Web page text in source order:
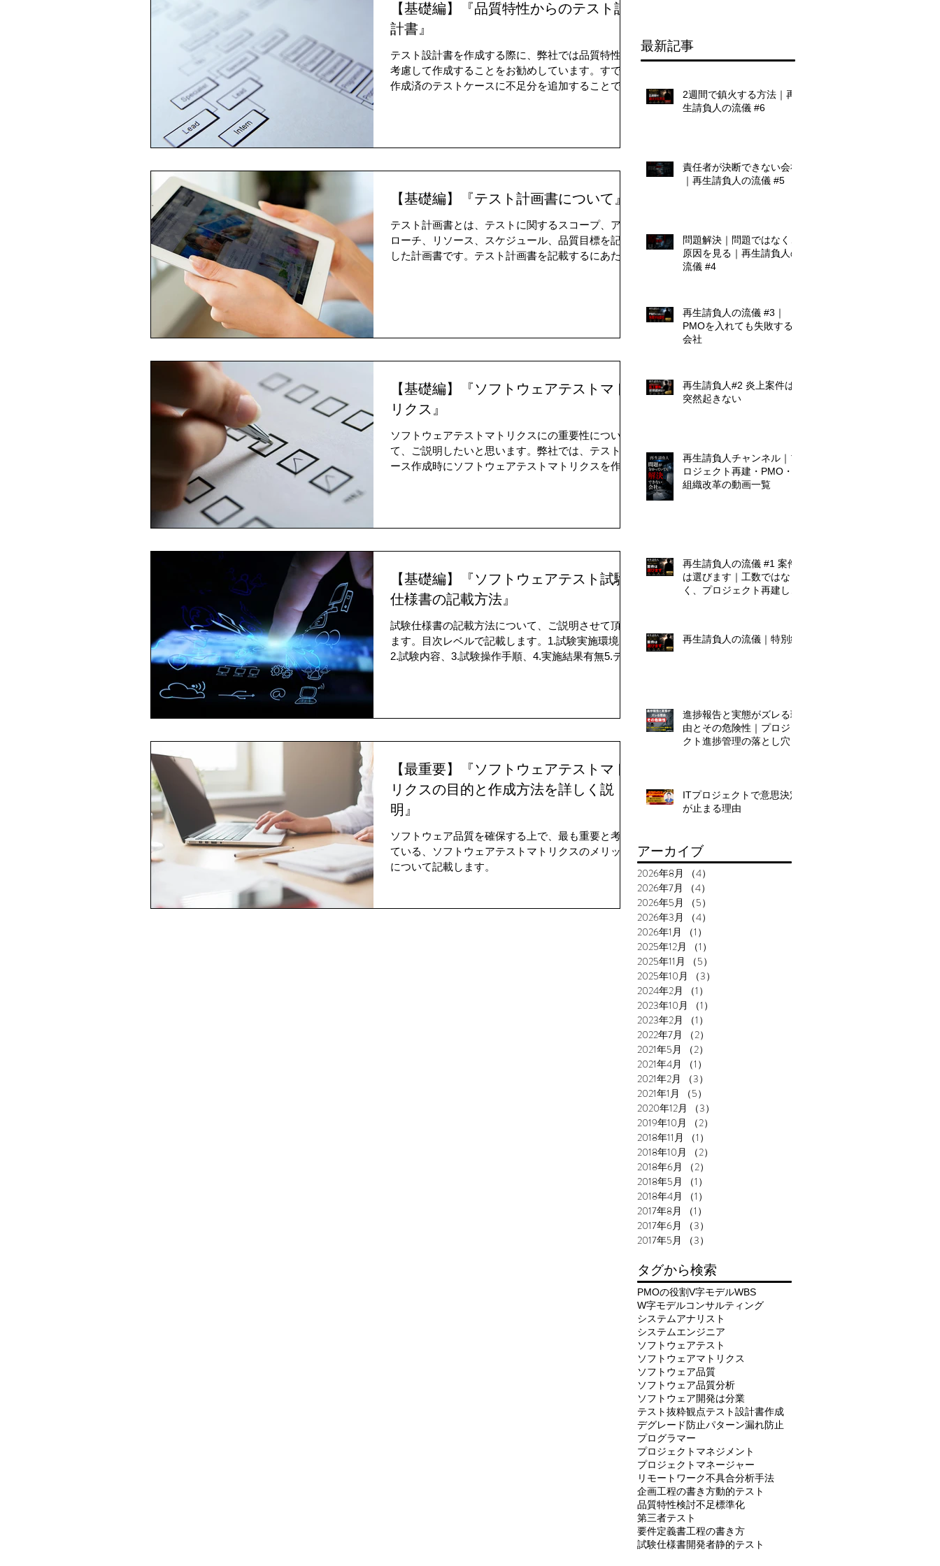
【基礎編】『品質特性からのテスト設
計書』
テスト設計書を作成する際に、弊社では品質特性を
考慮して作成することをお勧めしています。すでに
作成済のテストケースに不足分を追加することで、
つい
【基礎編】『テスト計画書について』
テスト計画書とは、テストに関するスコープ、アプ
ローチ、リソース、スケジュール、品質目標を記述
した計画書です。テスト計画書を記載するにあた
【基礎編】『ソフトウェアテストマト
リクス』
ソフトウェアテストマトリクスにの重要性につい
て、ご説明したいと思います。弊社では、テストケ
ース作成時にソフトウェアテストマトリクスを作成
【基礎編】『ソフトウェアテスト試験
仕様書の記載方法』
試験仕様書の記載方法について、ご説明させて頂き
ます。目次レベルで記載します。1.試験実施環境、
2.試験内容、3.試験操作手順、4.実施結果有無5.テス
【最重要】『ソフトウェアテストマト
リクスの目的と作成方法を詳しく説
明』
ソフトウェア品質を確保する上で、最も重要と考え
ている、ソフトウェアテストマトリクスのメリット
について記載します。
最新記事
2週間で鎮火する方法｜再
生請負人の流儀 #6
責任者が決断できない会社
｜再生請負人の流儀 #5
問題解決｜問題ではなく、
原因を見る｜再生請負人の
流儀 #4
再生請負人の流儀 #3｜
PMOを入れても失敗する
会社
再生請負人#2 炎上案件は
突然起きない
再生請負人チャンネル｜プ
ロジェクト再建・PMO・
組織改革の動画一覧
再生請負人の流儀 #1 案件
は選びます｜工数ではな
く、プロジェクト再建しま
再生請負人の流儀｜特別編
進捗報告と実態がズレる理
由とその危険性｜プロジェ
クト進捗管理の落とし穴
ITプロジェクトで意思決定
が止まる理由
アーカイブ
2026年8月 （4）
2026年7月
（4）
2026年5月
（5）
2026年3月
（4）
2026年1月
（1）
2025年12月
（1）
2025年11月
（5）
2025年10月
（3）
2024年2月
（1）
2023年10月
（1）
2023年2月
（1）
2022年7月
（2）
2021年5月
（2）
2021年4月
（1）
2021年2月
（3）
2021年1月
（5）
2020年12月
（3）
2019年10月
（2）
2018年11月
（1）
2018年10月
（2）
2018年6月
（2）
2018年5月
（1）
2018年4月
（1）
2017年8月
（1）
2017年6月
（3）
2017年5月
（3）
タグから検索
PMOの役割V字モデルWBS
W字モデルコンサルティング
システムアナリスト
システムエンジニア
ソフトウェアテスト
ソフトウェアマトリクス
ソフトウェア品質
ソフトウェア品質分析
ソフトウェア開発は分業
テスト抜粋観点テスト設計書作成
デグレード防止パターン漏れ防止
プログラマー
プロジェクトマネジメント
プロジェクトマネージャー
リモートワーク不具合分析手法
企画工程の書き方動的テスト
品質特性検討不足標準化
第三者テスト
要件定義書工程の書き方
試験仕様書開発者静的テスト